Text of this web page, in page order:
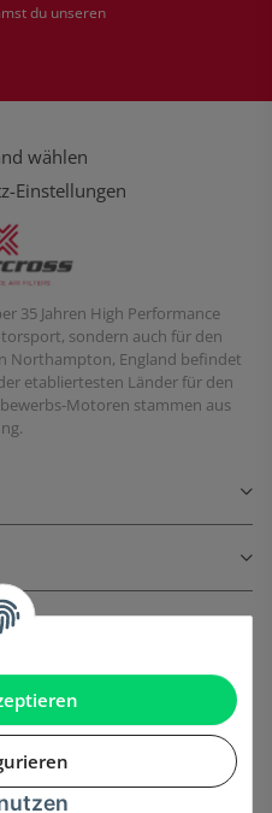
du unseren
wählen
Einstellungen
35 Jahren High Performance
sondern auch für den
Northampton, England befindet
etabliertesten Länder für den
Motoren stammen aus